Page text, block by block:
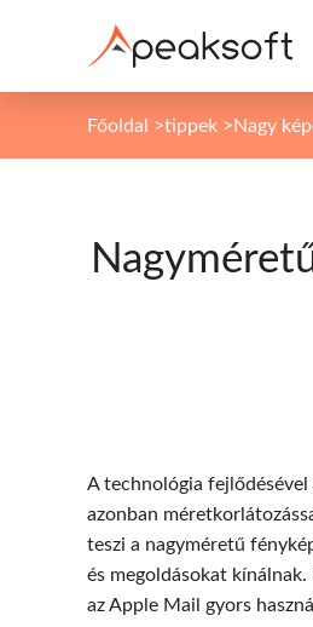
Főoldal >tippek >Nagy
A technológia
azonban
teszi a nagyméretű
és megoldásokat kínálnak.
az Apple Mail gyors